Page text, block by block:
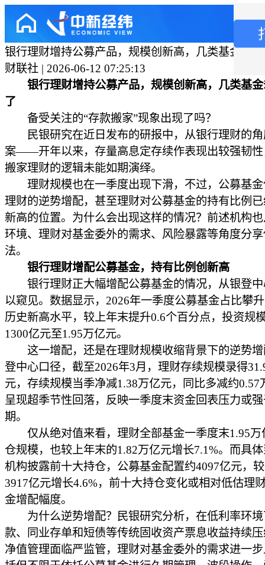
银行理财增持公募产品，规模创新高，几类基金却
财联社 | 2026-06-12 07:25:13
银行理财增持公募产品，规模创新高，几类基
了
备受关注的“存款搬家”现象出现了吗？
民银研究在近日发布的研报中，从银行理财的角
案——开年以来，存量高息定存续作表现出较强韧性
搬家理财的逻辑未能如期演绎。
理财规模也在一季度出现下滑，不过，公募基金
理财的逆势增配，甚至理财对公募基金的持有比例
新高的位置。为什么会出现这样的情况？前述机构
环境、理财对基金委外的需求、风险暴露等角度分
法。
银行理财增配公募基金，持有比例创新高
银行理财正大幅增配公募基金的情况，从银登中
以窥见。数据显示，2026年一季度公募基金占比攀
历史新高水平，较上年末提升0.6个百分点，投资规
1300亿元至1.95万亿元。
这一增配，还是在理财规模收缩背景下的逆势增
登中心口径，截至2026年3月，理财存续规模录得
元，存续规模当季净减1.38万亿元，同比多减约0.57
呈现超季节性回落，反映一季度末资金回表压力或
期。
仅从绝对值来看，理财全部基金一季度末1.95万
仓规模，也较上年末的1.82万亿元增长7.1%。而具
机构披露前十大持仓，公募基金配置约4097亿元，
3917亿元增长4.6%，前十大持仓变化或相对低估理
金增配幅度。
为什么逆势增配？民银研究分析，在低利率环境
款、同业存单和短债等传统固收资产票息收益持续
净值管理面临严监管，理财对基金委外的需求进一